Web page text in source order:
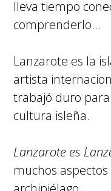
lleva tiempo
comprenderlo…
Lanzarote es la
artista
trabajó duro
cultura isleña.
Lanzarote es
muchos